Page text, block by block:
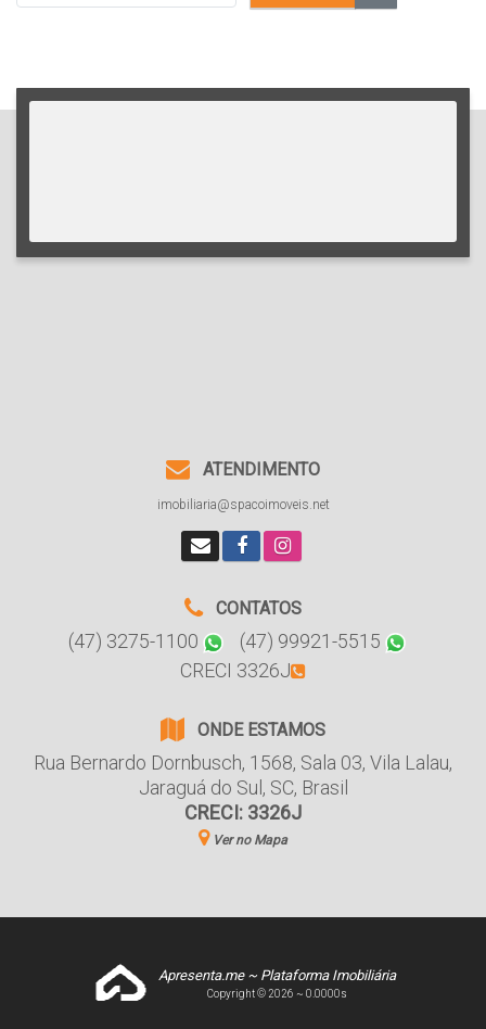
ATENDIMENTO
imobiliaria@spacoimoveis.net
CONTATOS
(47) 3275-1100
(47) 99921-5515
CRECI 3326J
ONDE ESTAMOS
Rua Bernardo Dornbusch, 1568, Sala 03, Vila Lalau,
Jaraguá do Sul , SC, Brasil
CRECI: 3326J
Ver no Mapa
Apresenta.me ~ Plataforma Imobiliária
Copyright © 2026 ~ 0.0000s